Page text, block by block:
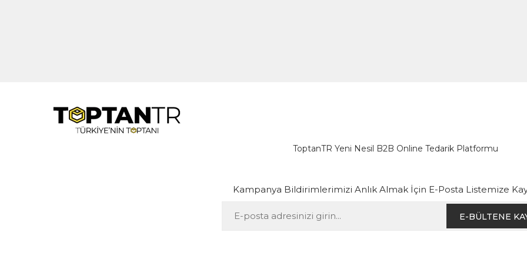
ToptanTR Yeni Nesil B2B Online Tedarik Platformu
Kampanya Bildirimlerimizi Anlık Almak İçin E-Posta Listemize
E-BÜLTENE